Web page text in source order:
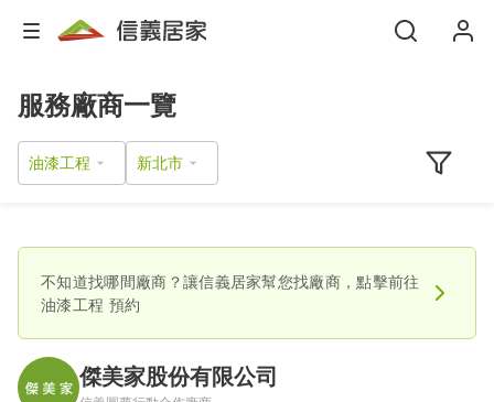
服務廠商一覽
油漆工程
不知道找哪間廠商？讓信義居家幫您找廠商，點擊前往
油漆工程 預約
傑美家股份有限公司